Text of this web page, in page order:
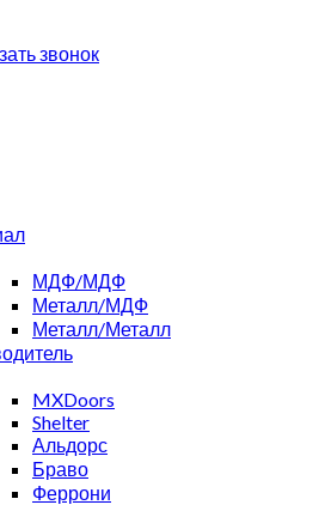
звонок
МДФ/МДФ
Металл/МДФ
Металл/Металл
MXDoors
Shelter
Альдорс
Браво
Феррони